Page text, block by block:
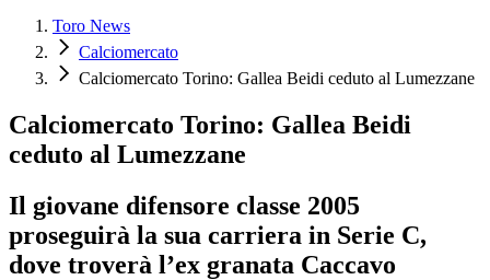
Toro News
Calciomercato
Calciomercato Torino: Gallea Beidi ceduto al Lumezzane
Calciomercato Torino: Gallea Beidi
ceduto al Lumezzane
Il giovane difensore classe 2005
proseguirà la sua carriera in Serie C,
dove troverà l’ex granata Caccavo